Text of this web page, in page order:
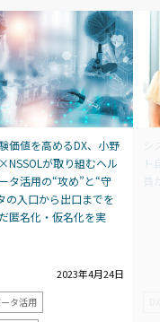
価値を高めるDX、小野
が取り組むヘル
タ活用の“攻め”と“守
の入口から出口までを
匿名化・仮名化を実
2023年4月24日
タ活用
ト